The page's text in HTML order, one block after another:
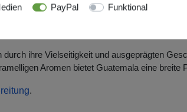
Geschmack. Dank des feucht-
Die Kaffeebauern des Landes legen
durch ihre Vielseitigkeit und ausgeprägten
Aromen bietet Guatemala eine breite
.
PayPal
Funktional